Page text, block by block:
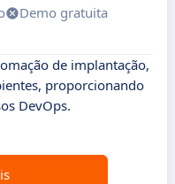
Demo gratuita
de implantação,
proporcionando
DevOps.